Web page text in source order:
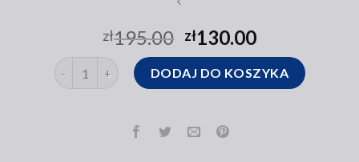
zł195.00 zł130.00
ilość torebka damska czarna duża
DODAJ DO KOSZYKA